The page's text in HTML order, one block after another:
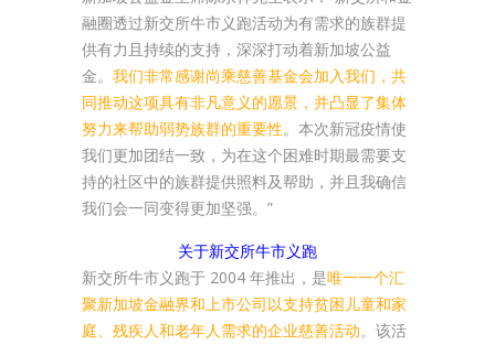
融圈透过新交所牛市义跑活动为有需求的族群提
供有力且持续的支持，深深打动着新加坡公益
金。 我们非常感谢尚乘慈善基金会加入我们，共
同推动这项具有非凡意义的愿景，并凸显了集体
努力来帮助弱势族群的重要性。本次新冠疫情使
我们更加团结一致，为在这个困难时期最需要支
持的社区中的族群提供照料及帮助，并且我确信
我们会一同变得更加坚强。”
关于新交所牛市义跑
新交所牛市义跑于 2004 年推出，是唯一一个汇
聚新加坡金融界和上市公司以支持贫困儿童和家
庭、残疾人和老年人需求的企业慈善活动。该活